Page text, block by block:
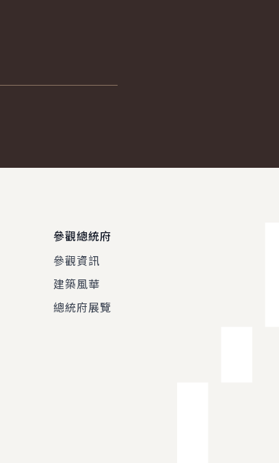
參觀總統府
參觀資訊
建築風華
總統府展覽